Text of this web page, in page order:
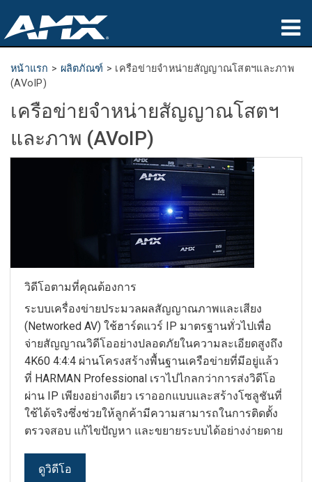
ผลิตภัณฑ์
ที่ซื้อสินค้า
ภาษา/ภูมิภาค
หน้าแรก > ผลิตภัณฑ์ > เครือข่ายจำหน่ายสัญญาณโสตฯและภาพ
(AVoIP)
เครือข่ายจำหน่ายสัญญาณโสตฯ
และภาพ (AVoIP)
วิดีโอตามที่คุณต้องการ
ระบบเครื่องข่ายประมวลผลสัญญาณภาพและเสียง
(Networked AV) ใช้ฮาร์ดแวร์ IP มาตรฐานทั่วไปเพื่อ
จ่ายสัญญาณวิดีโออย่างปลอดภัยในความละเอียดสูงถึง
4K60 4:4:4 ผ่านโครงสร้างพื้นฐานเครือข่ายที่มีอยู่แล้ว
ที่ HARMAN Professional เราไปไกลกว่าการส่งวิดีโอ
ผ่าน IP เพียงอย่างเดียว เราออกแบบและสร้างโซลูชันที่
ใช้ได้จริงซึ่งช่วยให้ลูกค้ามีความสามารถในการติดตั้ง
ตรวจสอบ แก้ไขปัญหา และขยายระบบได้อย่างง่ายดาย
ดูวิดีโอ